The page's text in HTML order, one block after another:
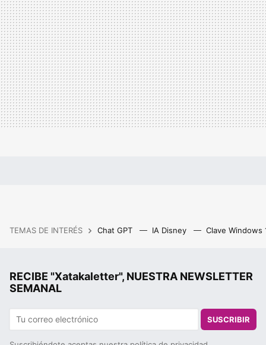
TEMAS DE INTERÉS Chat GPT IA Disney Clave Windows
RECIBE "Xatakaletter", NUESTRA NEWSLETTER
SEMANAL
SUSCRIBIR